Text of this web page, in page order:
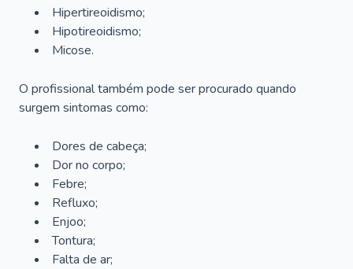
Hipertireoidismo;
Hipotireoidismo;
Micose.
O profissional também pode ser procurado quando
surgem sintomas como:
Dores de cabeça;
Dor no corpo;
Febre;
Refluxo;
Enjoo;
Tontura;
Falta de ar;